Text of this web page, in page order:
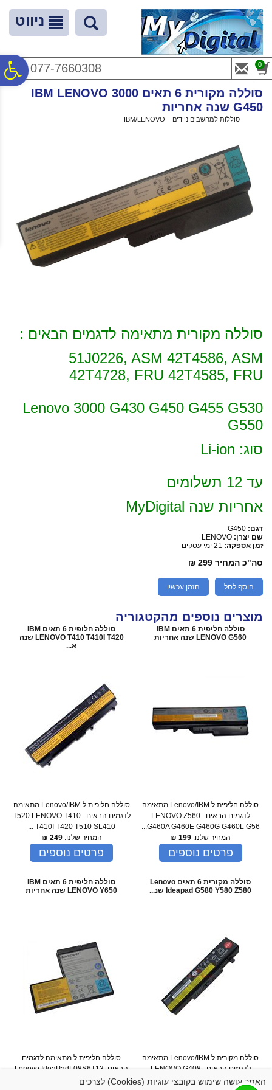
נגישות
המרכזי
ניווט
077-7660308 0
סוללה מקורית 6 תאים IBM LENOVO 3000
G450 שנה אחריות
סוללות למחשבים ניידים IBM/LENOVO
סוללה מקורית מתאימה לדגמים הבאים :
51J0226, ASM 42T4586, ASM
42T4728, FRU 42T4585, FRU
Lenovo 3000 G430 G450 G455 G530
G550
סוג: Li-ion
עד 12 תשלומים
אחריות שנה MyDigital
דגם: G450
שם יצרן: LENOVO
זמן אספקה: 21 ימי עסקים
סה"כ המחיר 299 ₪
הוסף לסל הזמן עכשיו
מוצרים נוספים מהקטגוריה
סוללה חליפית 6 תאים IBM
LENOVO G560 שנה אחריות
סוללה חליפית ל Lenovo/IBM מתאימה
לדגמים הבאים : LENOVO Z560
G460A G460E G460G G460L G56...
המחיר שלנו: 199
₪
פרטים נוספים
סוללה חלופית 6 תאים IBM
LENOVO T410 T410I T420 שנה
א...
סוללה חליפית ל Lenovo/IBM מתאימה
לדגמים הבאים : T520 LENOVO T410
T410I T420 T510 SL410 ...
המחיר שלנו:249
₪
פרטים נוספים
סוללה מקורית 6 תאים Lenovo
Ideapad G580 Y580 Z580 שנ...
סוללה מקורית ל Lenovo/IBM מתאימה
לדגמים הבאים : LENOVO G408
G580 G585 B480 L11N6R01 ...
סוללה חליפית 6 תאים IBM
LENOVO Y650 שנה אחריות
סוללה חליפית ל מתאימה לדגמים
הבאים :Lenovo IdeaPadL08S6T13
For Lenovo IdeaPad Y650 Y650...
האתר עושה שימוש בקובצי עוגיות (Cookies) לצרכים